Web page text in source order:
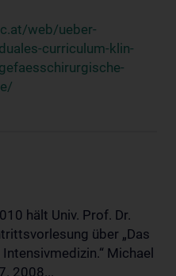
web/ueber-
curriculum-klin-
hält Univ. Prof. Dr.
über „Das
Michael
2008...